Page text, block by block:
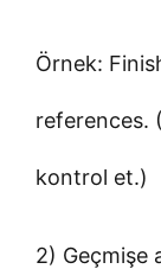
Örnek:
references.
kontrol et.)
2) Geçmişe